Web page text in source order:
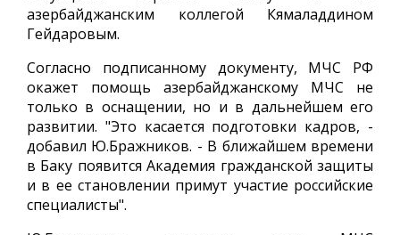
азербайджанским коллегой Кямаладдином
Гейдаровым.
Согласно подписанному документу, МЧС РФ
окажет помощь азербайджанскому МЧС не
только в оснащении, но и в дальнейшем его
развитии. "Это касается подготовки кадров, -
добавил Ю.Бражников. - В ближайшем времени
в Баку появится Академия гражданской защиты
и в ее становлении примут участие российские
специалисты".